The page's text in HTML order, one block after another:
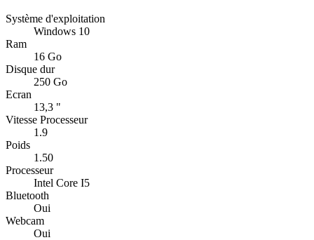
Système d'exploitation
Windows 10
Ram
16 Go
Disque dur
250 Go
Ecran
13,3 "
Vitesse Processeur
1.9
Poids
1.50
Processeur
Intel Core I5
Bluetooth
Oui
Webcam
Oui